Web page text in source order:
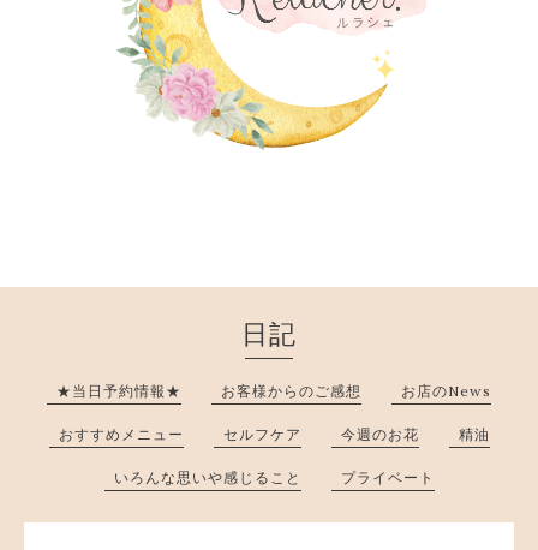
日記
★当日予約情報★ お客様からのご感想 お店のNews
おすすめメニュー セルフケア 今週のお花 精油
いろんな思いや感じること プライベート